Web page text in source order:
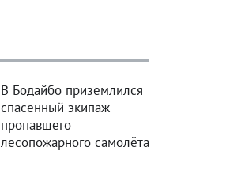
В Бодайбо приземлился
спасенный экипаж
пропавшего
лесопожарного самолёта